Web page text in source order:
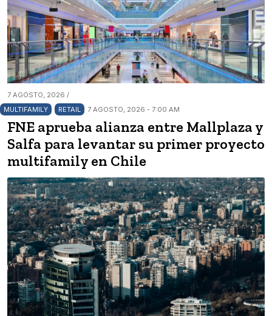
7 AGOSTO, 2026 /
MULTIFAMILY
RETAIL 7 AGOSTO, 2026 - 7:00 AM
FNE aprueba alianza entre Mallplaza y
Salfa para levantar su primer proyecto
multifamily en Chile